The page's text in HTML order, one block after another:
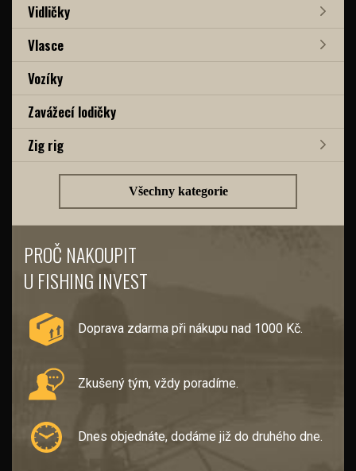
Vidličky
Vlasce
Vozíky
Zavážecí lodičky
Zig rig
Všechny kategorie
PROČ NAKOUPIT
U FISHING INVEST
Doprava zdarma při nákupu nad 1000 Kč.
Zkušený tým, vždy poradíme.
Dnes objednáte, dodáme již do druhého dne.